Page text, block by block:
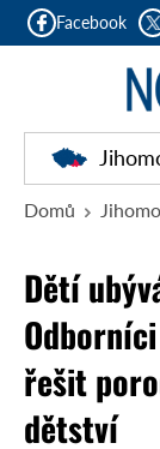
Facebook
Domů
Dětí
řešit
dětství